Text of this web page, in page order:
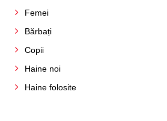
Femei
Bărbați
Copii
Haine noi
Haine folosite